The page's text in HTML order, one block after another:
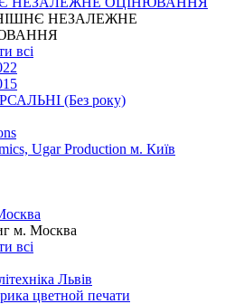
НЕЗАЛЕЖНЕ
всі
(Без року)
Ugar Production м. Київ
м. Москва
всі
Львів
цветной печати